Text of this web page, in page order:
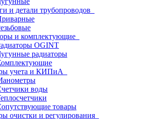
и детали трубопроводов
и комплектующие
OGINT
радиаторы
учета и КИПиА
воды
товары
очистки и регулирования